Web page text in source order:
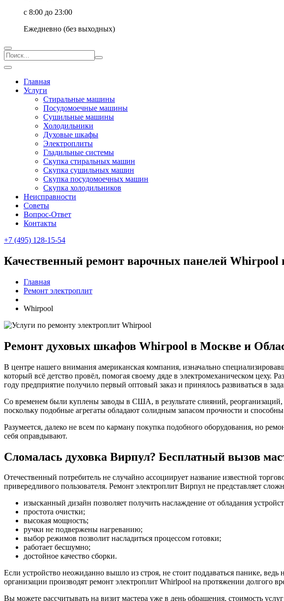
с 8:00 до 23:00
Ежедневно (без выходных)
Главная
Услуги
Стиральные машины
Посудомоечные машины
Сушильные машины
Холодильники
Духовые шкафы
Электроплиты
Гладильные системы
Скупка стиральных машин
Скупка сушильных машин
Скупка посудомоечных машин
Скупка холодильников
Неисправности
Советы
Вопрос-Ответ
Контакты
+7 (495) 128-15-54
Качественный ремонт варочных панелей Whirpool
Главная
Ремонт электроплит
Whirpool
Ремонт духовых шкафов Whirpool в Москве и
В центре нашего внимания американская компания, изначально
который всё детство провёл, помогая своему дяде в электромеханическом цеху.
году предприятие получило первый оптовый заказ и принялось развиваться в
Со временем были куплены заводы в США, в результате слияний,
поскольку подобные агрегаты обладают солидным запасом прочности и способны
Разумеется, далеко не всем по карману покупка подобного оборудования, но
себя оправдывают.
Сломалась духовка Вирпул? Бесплатный вызов
Отечественный потребитель не случайно ассоциирует название известной
привередливого пользователя. Ремонт электроплит Вирпул не представляет
изысканный дизайн позволяет получить наслаждение от обладания
простота очистки;
высокая мощность;
ручки не подвержены нагреванию;
выбор режимов позволит насладиться процессом готовки;
работает бесшумно;
достойное качество сборки.
Если устройство неожиданно вышло из строя, не стоит поддаваться панике,
организации производят ремонт электроплит Whirlpool на протяжении долгого
Вы можете рассчитывать на визит мастера уже в день обращения, стоимость